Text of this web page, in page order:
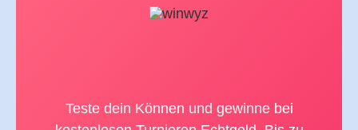
Teste dein Können und gewinne bei